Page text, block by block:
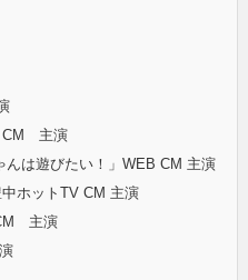
CM 主演
んは遊びたい！」WEB CM 主演
ホットTV CM 主演
主演